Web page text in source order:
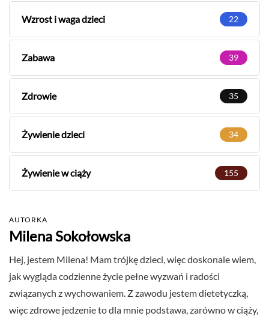
Wzrost i waga dzieci 22
Zabawa 39
Zdrowie 35
Żywienie dzieci 34
Żywienie w ciąży 155
AUTORKA
Milena Sokołowska
Hej, jestem Milena! Mam trójkę dzieci, więc doskonale wiem,
jak wygląda codzienne życie pełne wyzwań i radości
związanych z wychowaniem. Z zawodu jestem dietetyczką,
więc zdrowe jedzenie to dla mnie podstawa, zarówno w ciąży,